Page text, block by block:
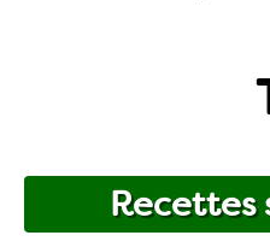
Recettes